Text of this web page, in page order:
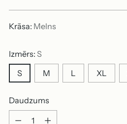
Krāsa: Melns
Izmērs: S
S
M L XL
Daudzums
Daudzums